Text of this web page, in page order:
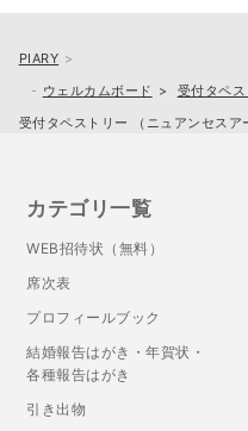
PIARY
ウェルカムボード
受付タペス
受付タペストリー （ニュアンセスア
カテゴリ一覧
WEB招待状（無料）
席次表
プロフィールブック
結婚報告はがき・年賀状・
各種報告はがき
引き出物